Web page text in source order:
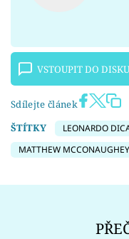
VSTOUPIT DO
Sdílejte článek
ŠTÍTKY
LEONARDO
MATTHEW MCCONAUGHEY